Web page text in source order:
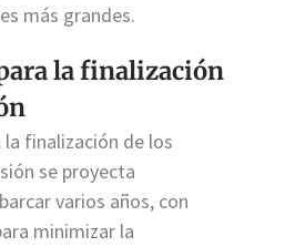
más grandes.
la finalización
finalización de los
se proyecta
varios años, con
minimizar la